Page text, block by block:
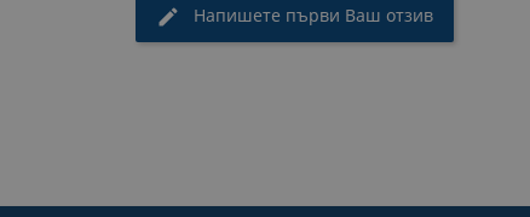
Напишете първи Ваш отзив